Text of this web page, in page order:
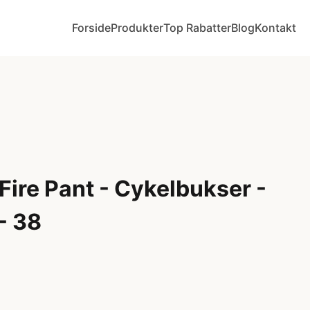
ForsideProdukterTop RabatterBlogKontakt
Pant - Cykelbukser -
38